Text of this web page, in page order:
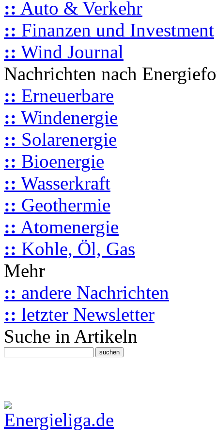
:: Auto & Verkehr
:: Finanzen und Investment
:: Wind Journal
Nachrichten nach
:: Erneuerbare
:: Windenergie
:: Solarenergie
:: Bioenergie
:: Wasserkraft
:: Geothermie
:: Atomenergie
:: Kohle, Öl, Gas
Mehr
:: andere Nachrichten
:: letzter Newsletter
Suche in Artikeln